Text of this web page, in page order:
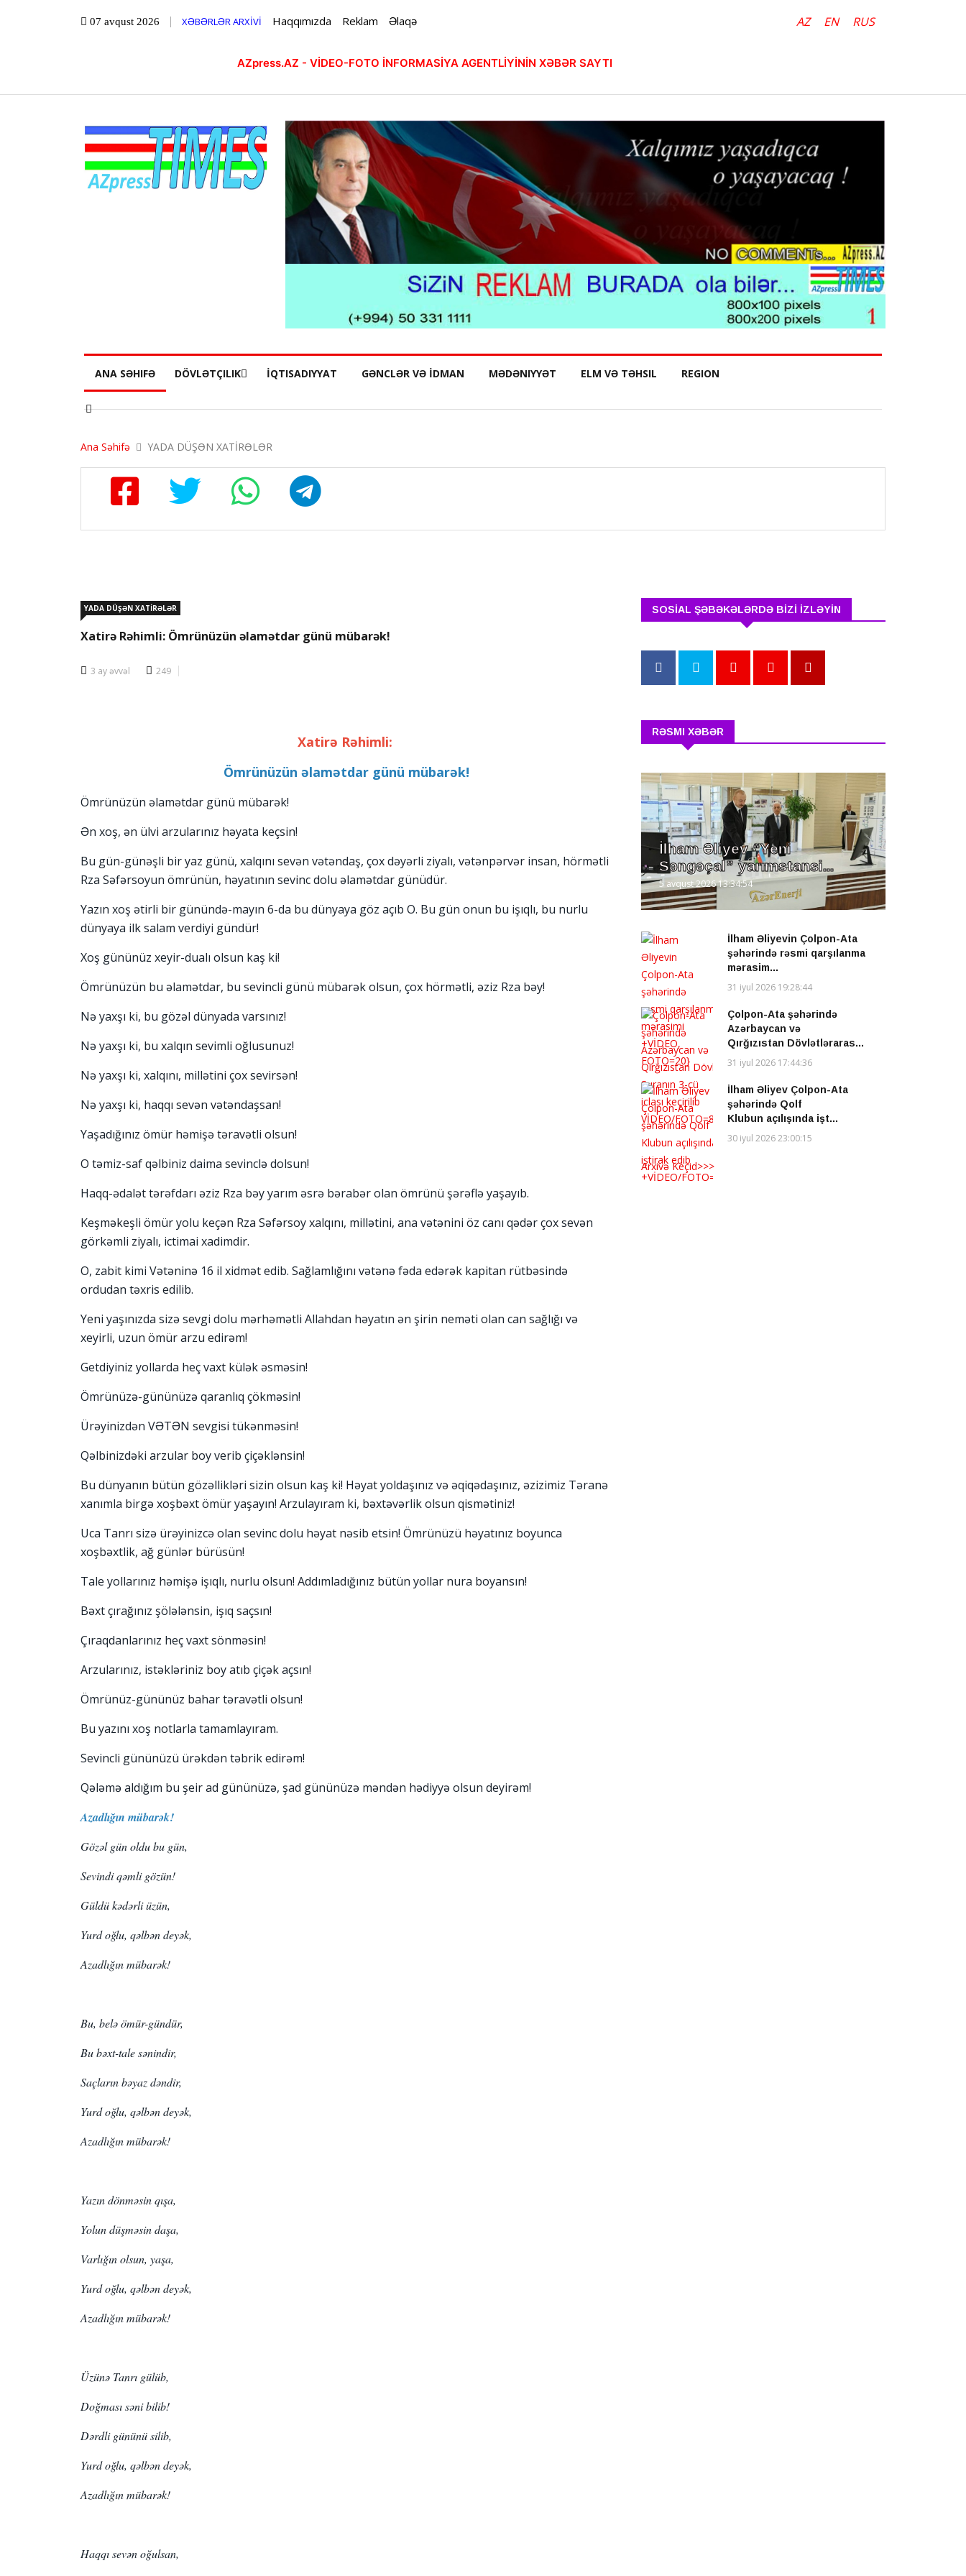
07 avqust 2026 XƏBƏRLƏR ARXİVİ Haqqımızda Reklam Əlaqə AZ EN RUS
AZpress.AZ - VİDEO-FOTO İNFORMASİYA AGENTLİYİNİN XƏBƏR SAYTI
ANA SƏHIFƏ DÖVLƏTÇILIK İQTISADIYYAT GƏNCLƏR VƏ İDMAN MƏDƏNIYYƏT ELM VƏ TƏHSIL REGION
Ana Səhifə YADA DÜŞƏN XATİRƏLƏR
YADA DÜŞƏN XATİRƏLƏR
Xatirə Rəhimli: Ömrünüzün əlamətdar günü mübarək!
3 ay əvvəl 249
Xatirə Rəhimli:
Ömrünüzün əlamətdar günü mübarək!
Ömrünüzün əlamətdar günü mübarək!
Ən xoş, ən ülvi arzularınız həyata keçsin!
Bu gün-günəşli bir yaz günü, xalqını sevən vətəndaş, çox dəyərli ziyalı, vətənpərvər insan, hörmətli
Rza Səfərsoyun ömrünün, həyatının sevinc dolu əlamətdar günüdür.
Yazın xoş ətirli bir günündə-mayın 6-da bu dünyaya göz açıb O. Bu gün onun bu işıqlı, bu nurlu
dünyaya ilk salam verdiyi gündür!
Xoş gününüz xeyir-dualı olsun kaş ki!
Ömrünüzün bu əlamətdar, bu sevincli günü mübarək olsun, çox hörmətli, əziz Rza bəy!
Nə yaxşı ki, bu gözəl dünyada varsınız!
Nə yaxşı ki, bu xalqın sevimli oğlusunuz!
Nə yaxşı ki, xalqını, millətini çox sevirsən!
Nə yaxşı ki, haqqı sevən vətəndaşsan!
Yaşadığınız ömür həmişə təravətli olsun!
O təmiz-saf qəlbiniz daima sevinclə dolsun!
Haqq-ədalət tərəfdarı əziz Rza bəy yarım əsrə bərabər olan ömrünü şərəflə yaşayıb.
Keşməkeşli ömür yolu keçən Rza Səfərsoy xalqını, millətini, ana vətənini öz canı qədər çox sevən
görkəmli ziyalı, ictimai xadimdir.
O, zabit kimi Vətəninə 16 il xidmət edib. Sağlamlığını vətənə fəda edərək kapitan rütbəsində
ordudan təxris edilib.
Yeni yaşınızda sizə sevgi dolu mərhəmətli Allahdan həyatın ən şirin neməti olan can sağlığı və
xeyirli, uzun ömür arzu edirəm!
Getdiyiniz yollarda heç vaxt külək əsməsin!
Ömrünüzə-gününüzə qaranlıq çökməsin!
Ürəyinizdən VƏTƏN sevgisi tükənməsin!
Qəlbinizdəki arzular boy verib çiçəklənsin!
Bu dünyanın bütün gözəllikləri sizin olsun kaş ki! Həyat yoldaşınız və əqiqədaşınız, əzizimiz Təranə
xanımla birgə xoşbəxt ömür yaşayın! Arzulayıram ki, bəxtəvərlik olsun qismətiniz!
Uca Tanrı sizə ürəyinizcə olan sevinc dolu həyat nəsib etsin! Ömrünüzü həyatınız boyunca
xoşbəxtlik, ağ günlər bürüsün!
Tale yollarınız həmişə işıqlı, nurlu olsun! Addımladığınız bütün yollar nura boyansın!
Bəxt çırağınız şölələnsin, işıq saçsın!
Çıraqdanlarınız heç vaxt sönməsin!
Arzularınız, istəkləriniz boy atıb çiçək açsın!
Ömrünüz-gününüz bahar təravətli olsun!
Bu yazını xoş notlarla tamamlayıram.
Sevincli gününüzü ürəkdən təbrik edirəm!
Qələmə aldığım bu şeir ad gününüzə, şad gününüzə məndən hədiyyə olsun deyirəm!
Azadlığın mübarək!
Gözəl gün oldu bu gün,
Sevindi qəmli gözün!
Güldü kədərli üzün,
Yurd oğlu, qəlbən deyək,
Azadlığın mübarək!
Bu, belə ömür-gündür,
Bu bəxt-tale sənindir,
Saçların bəyaz dəndir,
Yurd oğlu, qəlbən deyək,
Azadlığın mübarək!
Yazın dönməsin qışa,
Yolun düşməsin daşa,
Varlığın olsun, yaşa,
Yurd oğlu, qəlbən deyək,
Azadlığın mübarək!
Üzünə Tanrı gülüb,
Doğması səni bilib!
Dərdli gününü silib,
Yurd oğlu, qəlbən deyək,
Azadlığın mübarək!
Haqqı sevən oğulsan,
SOSİAL ŞƏBƏKƏLƏRDƏ BİZİ İZLƏYİN
RƏSMI XƏBƏR
İlham Əliyev “Yeni
Səngəçal” yarımstansi...
5 avqust 2026 13:34:54
İlham Əliyevin Çolpon-Ata
şəhərində rəsmi qarşılanma
mərasim...
31 iyul 2026 19:28:44
Çolpon-Ata şəhərində
Azərbaycan və
Qırğızıstan Dövlətləraras...
31 iyul 2026 17:44:36
İlham Əliyev Çolpon-Ata
şəhərində Qolf
Klubun açılışında işt...
30 iyul 2026 23:00:15
Arxivə Keçid>>>